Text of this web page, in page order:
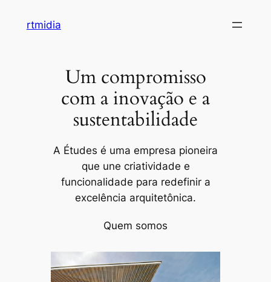
rtmidia
Um compromisso
com a inovação e a
sustentabilidade
A Études é uma empresa pioneira
que une criatividade e
funcionalidade para redefinir a
excelência arquitetônica.
Quem somos